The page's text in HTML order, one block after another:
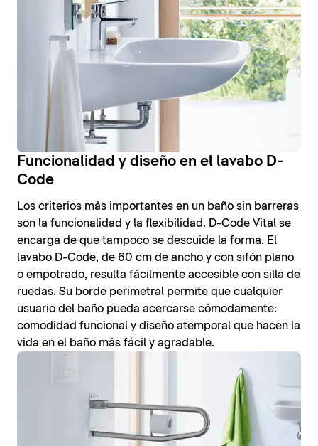
Funcionalidad y diseño en el lavabo D-
Code
Los criterios más importantes en un baño sin barreras
son la funcionalidad y la flexibilidad. D-Code Vital se
encarga de que tampoco se descuide la forma. El
lavabo D-Code, de 60 cm de ancho y con sifón plano
o empotrado, resulta fácilmente accesible con silla de
ruedas. Su borde perimetral permite que cualquier
usuario del baño pueda acercarse cómodamente:
comodidad funcional y diseño atemporal que hacen la
vida en el baño más fácil y agradable.